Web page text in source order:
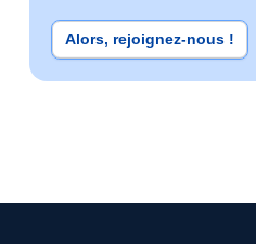
Alors, rejoignez-nous !